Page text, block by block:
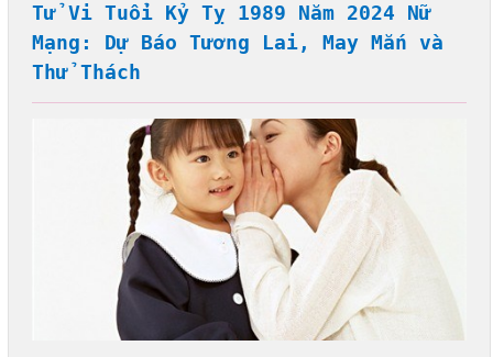
Tử Vi Tuổi Kỷ Tỵ 1989 Năm 2024 Nữ
Mạng: Dự Báo Tương Lai, May Mắn và
Thử Thách